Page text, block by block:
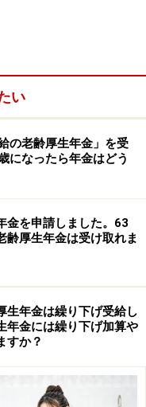
場合は、5年以内で
受け取れます。もし
り下げ制度により、
を一生涯受け取れま
い
の老齢厚生年金」を受
になったら年金はどう
金を申請しました。63
齢厚生年金は受け取れま
生年金は繰り下げ受給し
年金には繰り下げ加算や
すか？